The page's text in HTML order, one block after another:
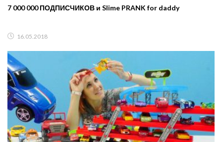
7 000 000 ПОДПИСЧИКОВ и Slime PRANK for daddy
16.05.2018